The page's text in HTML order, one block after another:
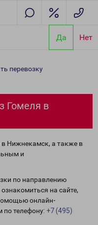
Да Нет
перевозку
Гомеля в
в Нижнекамск, а также в
и
по направлению
на сайте,
онлайн-
по телефону: +7 (495)